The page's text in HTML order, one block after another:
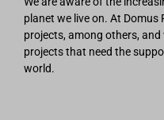
planet we live on. At Domus
projects, among others,
projects that need the
world.